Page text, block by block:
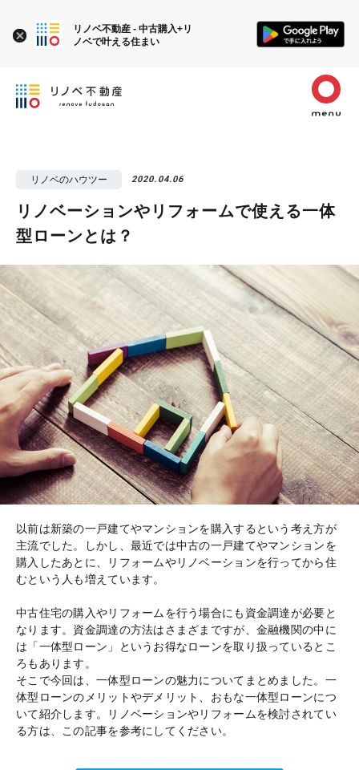
リノベのハウツー 2020.04.06
リノベーションやリフォームで使える一体
型ローンとは？
以前は新築の一戸建てやマンションを購入するという考え方が
主流でした。しかし、最近では中古の一戸建てやマンションを
購入したあとに、リフォームやリノベーションを行ってから住
むという人も増えています。
中古住宅の購入やリフォームを行う場合にも資金調達が必要と
なります。資金調達の方法はさまざまですが、金融機関の中に
は「一体型ローン」というお得なローンを取り扱っているとこ
ろもあります。
そこで今回は、一体型ローンの魅力についてまとめました。一
体型ローンのメリットやデメリット、おもな一体型ローンにつ
いて紹介します。リノベーションやリフォームを検討されてい
る方は、この記事を参考にしてください。
リノベ不動産 - 中古購入+リ
ノベで叶える住まい